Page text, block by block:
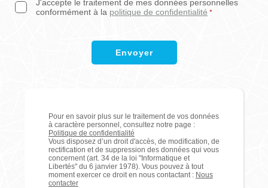
J'accepte le traitement de mes données personnelles
conformément à la politique de confidentialité *
Envoyer
Pour en savoir plus sur le traitement de vos données
à caractère personnel, consultez notre page :
Politique de confidentialité
Vous disposez d’un droit d'accès, de modification, de
rectification et de suppression des données qui vous
concernent (art. 34 de la loi "Informatique et
Libertés" du 6 janvier 1978). Vous pouvez à tout
moment exercer ce droit en nous contactant : Nous
contacter